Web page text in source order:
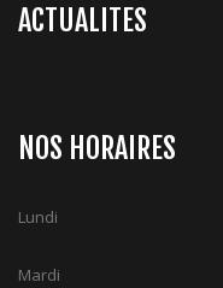
ACTUALITES
NOS HORAIRES
Lundi
Mardi